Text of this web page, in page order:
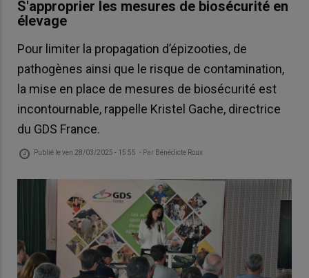
S'approprier les mesures de biosécurité en
élevage
Pour limiter la propagation d’épizooties, de
pathogènes ainsi que le risque de contamination,
la mise en place de mesures de biosécurité est
incontournable, rappelle Kristel Gache, directrice
du GDS France.
Publié leven 28/03/2025 - 15:55 - Par Bénédicte Roux